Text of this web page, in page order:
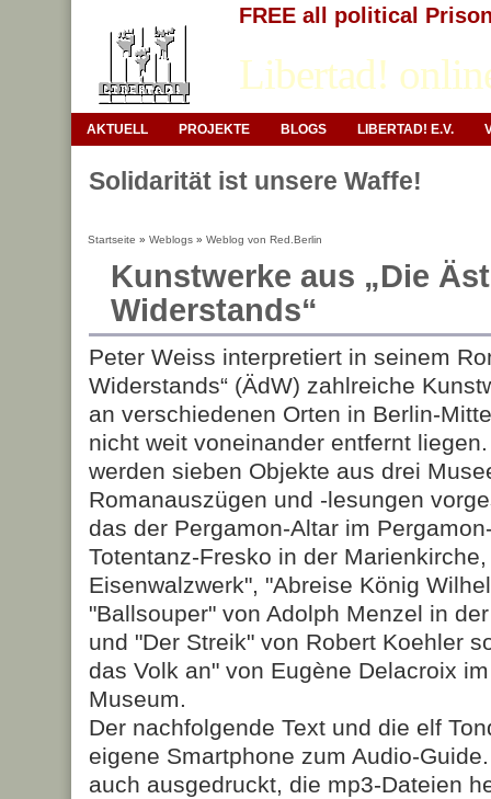
FREE all political
Libertad!
AKTUELL PROJEKTE BLOGS LIBERTAD! E.V.
Solidarität ist unsere Waffe!
Startseite » Weblogs » Weblog von Red.Berlin
Kunstwerke aus „Die
Widerstands“
Peter Weiss interpretiert in seinem
Widerstands“ (ÄdW) zahlreiche
an verschiedenen Orten in Berlin-
nicht weit voneinander entfernt
werden sieben Objekte aus drei
Romanauszügen und -lesungen
das der Pergamon-Altar im
Totentanz-Fresko in der
Eisenwalzwerk", "Abreise König
"Ballsouper" von Adolph Menzel in
und "Der Streik" von Robert Koehler
das Volk an" von Eugène Delacroix
Museum.
Der nachfolgende Text und die elf
eigene Smartphone zum Audio-
auch ausgedruckt, die mp3-Dateien